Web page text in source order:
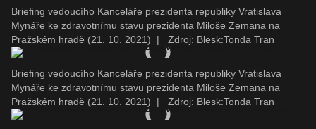
Briefing vedoucího Kanceláře prezidenta republiky Vratislava
Mynáře ke zdravotnímu stavu prezidenta Miloše Zemana na
Pražském hradě (21. 10. 2021)
| Zdroj: Blesk:Tonda Tran
Briefing vedoucího Kanceláře prezidenta republiky Vratislava
Mynáře ke zdravotnímu stavu prezidenta Miloše Zemana na
Pražském hradě (21. 10. 2021)
| Zdroj: Blesk:Tonda Tran